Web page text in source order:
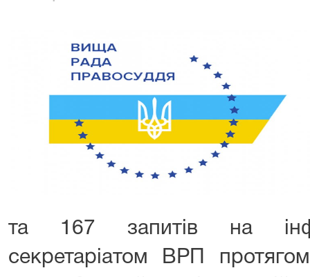
та 167 запитів на
секретаріатом ВРП